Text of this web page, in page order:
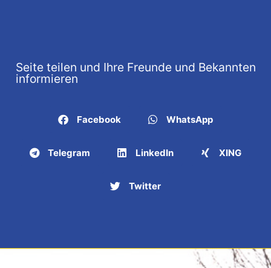
Seite teilen und Ihre Freunde und Bekannten
informieren
Facebook WhatsApp
Telegram LinkedIn XING
Twitter